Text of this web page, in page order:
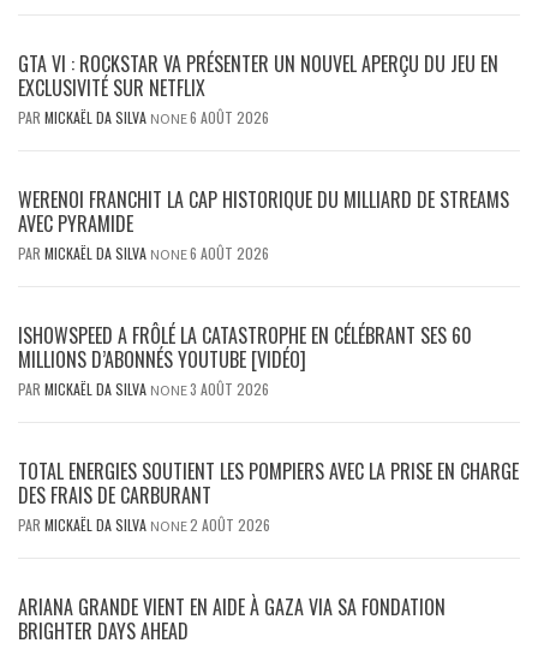
GTA VI : ROCKSTAR VA PRÉSENTER UN NOUVEL APERÇU DU JEU EN
EXCLUSIVITÉ SUR NETFLIX
PAR MICKAËL DA SILVA NONE6 AOÛT 2026
WERENOI FRANCHIT LA CAP HISTORIQUE DU MILLIARD DE STREAMS
AVEC PYRAMIDE
PAR MICKAËL DA SILVA NONE6 AOÛT 2026
ISHOWSPEED A FRÔLÉ LA CATASTROPHE EN CÉLÉBRANT SES 60
MILLIONS D’ABONNÉS YOUTUBE [VIDÉO]
PAR MICKAËL DA SILVA NONE3 AOÛT 2026
TOTAL ENERGIES SOUTIENT LES POMPIERS AVEC LA PRISE EN CHARGE
DES FRAIS DE CARBURANT
PAR MICKAËL DA SILVA NONE2 AOÛT 2026
ARIANA GRANDE VIENT EN AIDE À GAZA VIA SA FONDATION
BRIGHTER DAYS AHEAD